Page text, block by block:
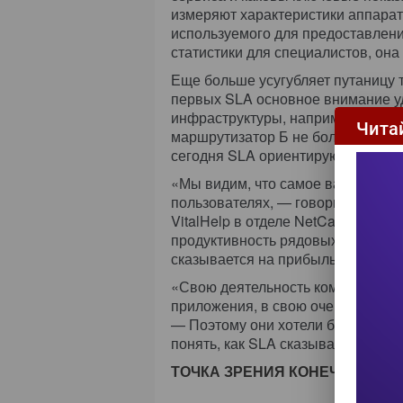
измеряют характеристики
используемого для
статистики для специалистов,
Еще больше усугубляет
первых SLA основное внимание
инфраструктуры, например тому,
маршрутизатор Б не более чем
сегодня SLA ориентируются на
«Мы видим, что самое важное —
пользователях, — говорит Энди
VitalHelp в отделе NetCare
продуктивность рядовых
сказывается на прибыльности
«Свою деятельность компания
приложения, в свою очередь,
— Поэтому они хотели бы иметь
понять, как SLA сказываются на их
ТОЧКА ЗРЕНИЯ КОНЕЧНЫХ